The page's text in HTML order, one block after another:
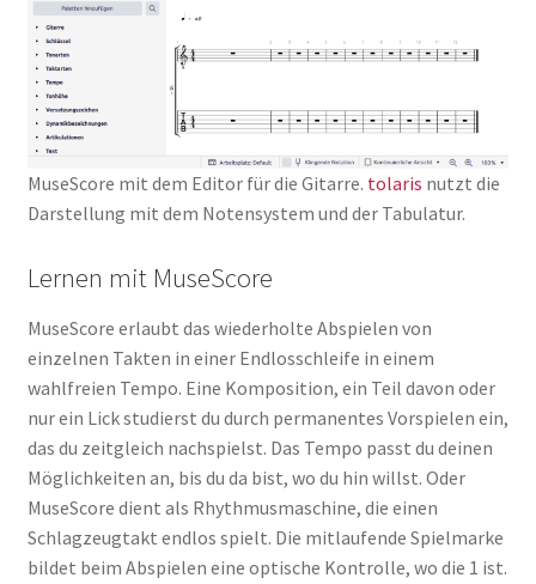
MuseScore mit dem Editor für die Gitarre. tolaris nutzt die
Darstellung mit dem Notensystem und der Tabulatur.
Lernen mit MuseScore
MuseScore erlaubt das wiederholte Abspielen von
einzelnen Takten in einer Endlosschleife in einem
wahlfreien Tempo. Eine Komposition, ein Teil davon oder
nur ein Lick studierst du durch permanentes Vorspielen ein,
das du zeitgleich nachspielst. Das Tempo passt du deinen
Möglichkeiten an, bis du da bist, wo du hin willst. Oder
MuseScore dient als Rhythmusmaschine, die einen
Schlagzeugtakt endlos spielt. Die mitlaufende Spielmarke
bildet beim Abspielen eine optische Kontrolle, wo die 1 ist.